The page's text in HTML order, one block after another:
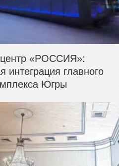
«РОССИЯ»:
интеграция главного
Югры